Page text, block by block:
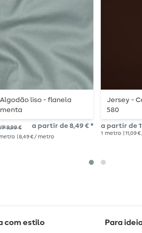
Algodão liso - flanela
menta
9,99 € a partir de 8,49 € *
| 8,49 € / metro
Jersey -
580
a partir de
1 metro | 11,09
com estilo Para